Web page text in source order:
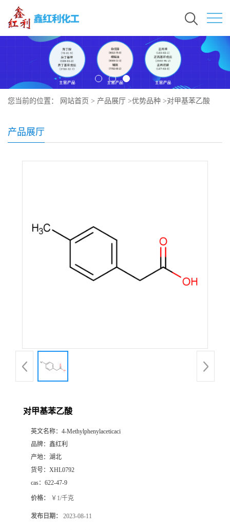
您当前的位置： 网站首页 > 产品展厅 >优势品种 >对甲基苯乙酸
产品展厅
对甲基苯乙酸
英文名称： 4-Methylphenylaceticaci
品牌： 鑫红利
产地： 湖北
货号： XHL0792
cas： 622-47-9
价格： ￥1/千克
发布日期： 2023-08-11